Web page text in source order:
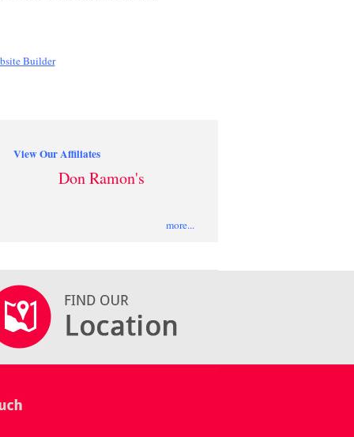
Builder
View Our Affiliates
Don Ramon's
more...